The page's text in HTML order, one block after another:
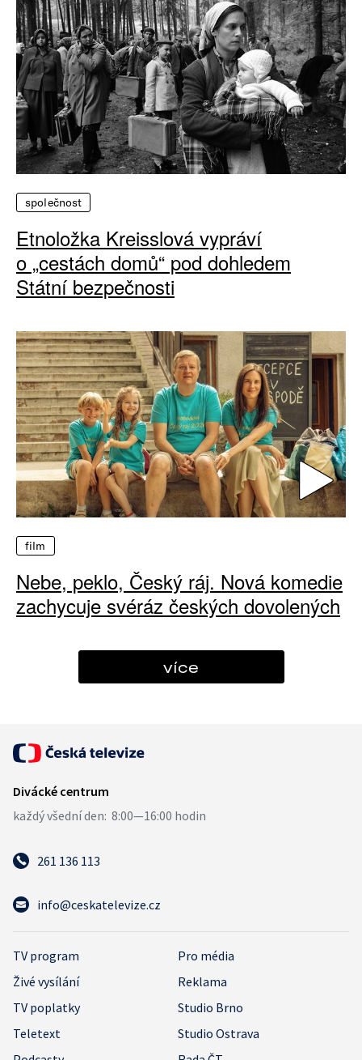
společnost
Etnoložka Kreisslová vypráví
o „cestách domů“ pod dohledem
Státní bezpečnosti
film
Nebe, peklo, Český ráj. Nová komedie
zachycuje svéráz českých dovolených
více
261 136 113
info@ceskatelevize.cz
TV program
Pro média
Živé vysílání
Reklama
TV poplatky
Studio Brno
Teletext
Studio Ostrava